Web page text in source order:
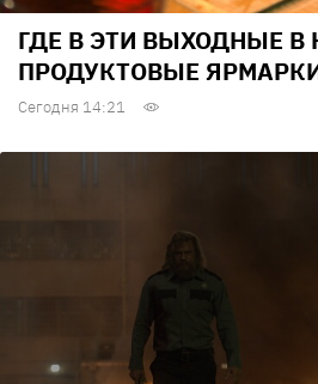
ГДЕ В ЭТИ ВЫХОДНЫЕ В
ПРОДУКТОВЫЕ
Сегодня 14:21